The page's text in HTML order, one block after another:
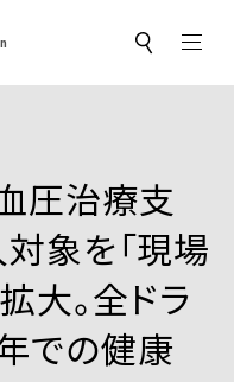
サ
ト
圧治療支
象を「現場
大。全ドラ
での健康